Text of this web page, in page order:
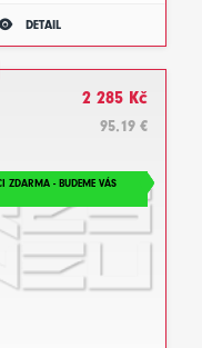
DETAIL
2 285 Kč
95.19 €
ZDARMA - BUDEME VÁS